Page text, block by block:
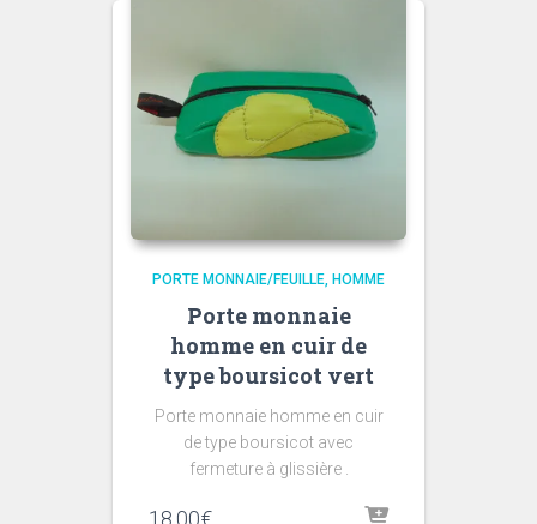
PORTE MONNAIE/FEUILLE HOMME
Porte monnaie
homme en cuir de
type boursicot vert
Porte monnaie homme en cuir
de type boursicot avec
fermeture à glissière .
18.00€